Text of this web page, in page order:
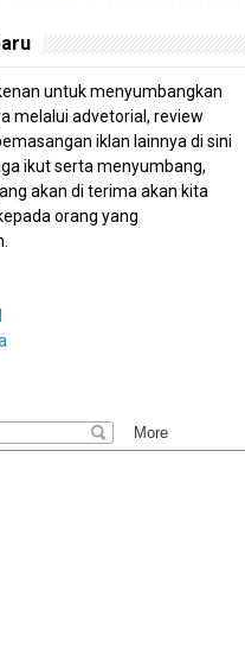
untuk menyumbangkan
melalui advetorial, review
iklan lainnya di sini
ikut serta menyumbang,
akan di terima akan kita
orang yang